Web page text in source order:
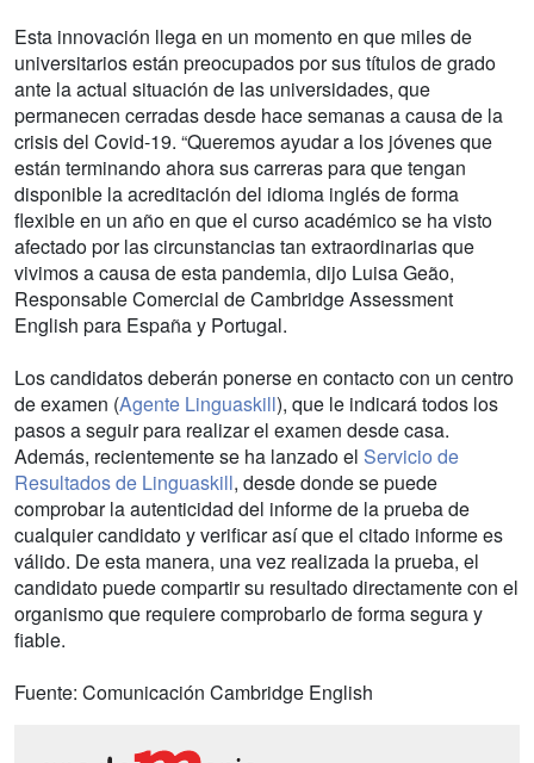
Esta innovación llega en un momento en que miles de
universitarios están preocupados por sus títulos de grado
ante la actual situación de las universidades, que
permanecen cerradas desde hace semanas a causa de la
crisis del Covid-19. “Queremos ayudar a los jóvenes que
están terminando ahora sus carreras para que tengan
disponible la acreditación del idioma inglés de forma
flexible en un año en que el curso académico se ha visto
afectado por las circunstancias tan extraordinarias que
vivimos a causa de esta pandemia, dijo Luisa Geão,
Responsable Comercial de Cambridge Assessment
English para España y Portugal.
Los candidatos deberán ponerse en contacto con un centro
de examen (Agente Linguaskill), que le indicará todos los
pasos a seguir para realizar el examen desde casa.
Además, recientemente se ha lanzado el Servicio de
Resultados de Linguaskill, desde donde se puede
comprobar la autenticidad del informe de la prueba de
cualquier candidato y verificar así que el citado informe es
válido. De esta manera, una vez realizada la prueba, el
candidato puede compartir su resultado directamente con el
organismo que requiere comprobarlo de forma segura y
fiable.
Fuente: Comunicación Cambridge English